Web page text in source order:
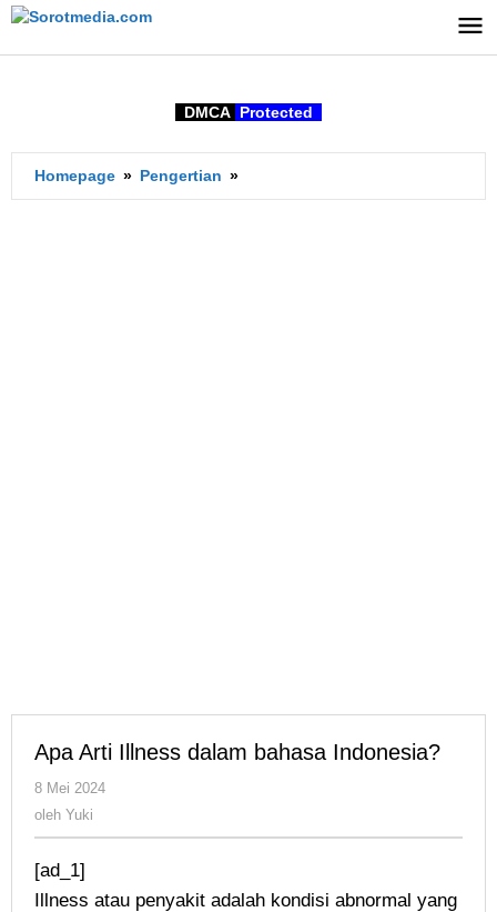
Lewati
konten
DMCA Protected
Homepage » Pengertian »
Arti
Apa Arti Illness dalam bahasa Indonesia?
8 Mei 2024
oleh Yuki
[ad_1]
Illness atau penyakit adalah kondisi abnormal yang